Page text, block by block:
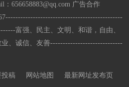
656658883@qq.com 广告合作
富强、民主、文明、和谐，自由、
业、诚信、友善-----------------------------
投稿 网站地图 最新网址发布页